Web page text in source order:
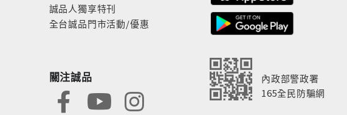
誠品人獨享特刊
全台誠品門市活動/優惠
關注誠品
內政部警政署
165全民防騙網